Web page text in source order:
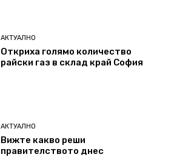
АКТУАЛНО
Откриха голямо количество
райски газ в склад край София
АКТУАЛНО
Вижте какво реши
правителството днес